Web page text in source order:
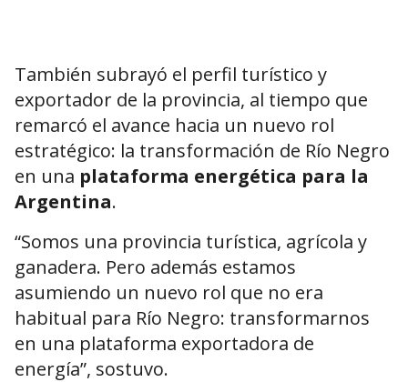
También subrayó el perfil turístico y
exportador de la provincia, al tiempo que
remarcó el avance hacia un nuevo rol
estratégico: la transformación de Río Negro
en una plataforma energética para la
Argentina.
“Somos una provincia turística, agrícola y
ganadera. Pero además estamos
asumiendo un nuevo rol que no era
habitual para Río Negro: transformarnos
en una plataforma exportadora de
energía”, sostuvo.